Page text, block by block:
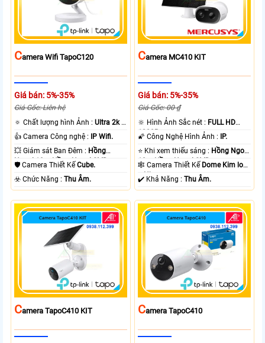
CAmera Wifi TapoC120
Giá bán: 5%-35%
Giá Gốc: Liên hệ
🔅 Chất lượng hình Ảnh :Ultra 2k +
.
👍 Camera Công nghệ :
IP Wifi.
💥 Giám sát Ban Đêm : Hồng
Ngoại 10m Hồng Ngoại SMD.
🛡 Camera Thiết KếCube.
️☣️ Chức Năng :Thu Âm.
CAmera MC410 KIT
Giá bán: 5%-35%
Giá Gốc: 00 ₫
🔆 Hình Ảnh Sắc nét : FULL HD
1080P .
🌠 Công Nghệ Hình Ảnh :
IP.
⭐ Khi xem thiếu sáng : Hồng Ngoại
10m Hồng Ngoại SMD.
🕸️ Camera Thiết Kế Dome Kim loại
+ Nhựa.
️✔️ Khả Năng :Thu Âm.
CAmera TapoC410 KIT CAmera TapoC410